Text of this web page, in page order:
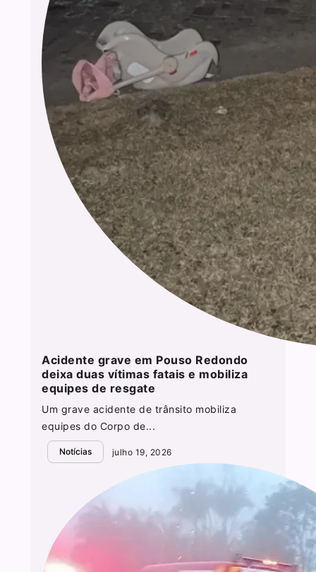
Acidente grave em Pouso Redondo
deixa duas vítimas fatais e mobiliza
equipes de resgate
Um grave acidente de trânsito mobiliza
equipes do Corpo de...
Notícias julho 19, 2026